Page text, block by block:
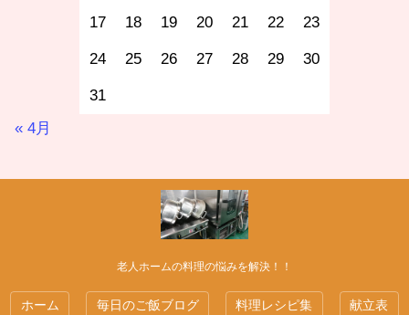
17 18 19 20 21 22 23
24 25 26 27 28 29 30
31
« 4月
老人ホームの料理の悩みを解決！！
ホーム 毎日のご飯ブログ 料理レシピ集 献立表